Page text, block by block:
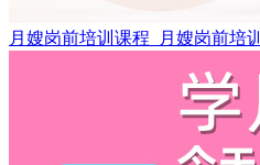
月嫂岗前培训课程_月嫂岗前培训